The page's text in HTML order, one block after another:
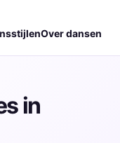
Over dansen
in